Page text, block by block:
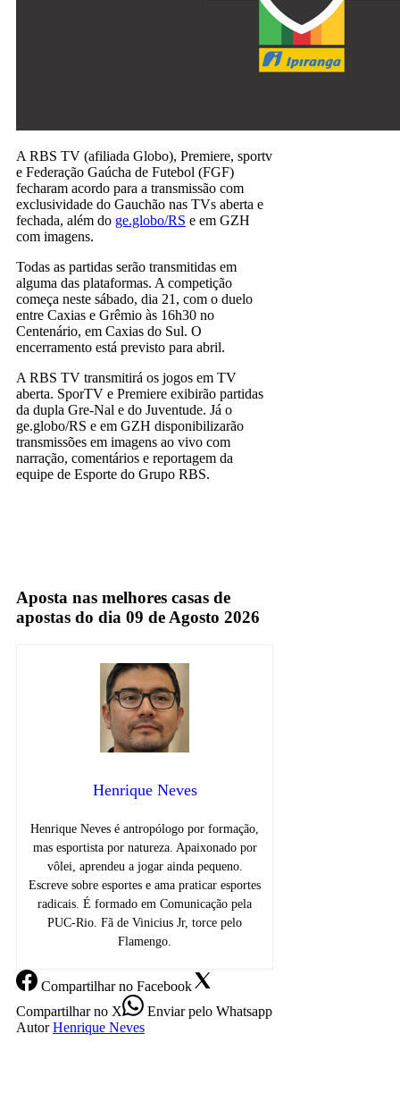
A RBS TV (afiliada Globo), Premiere, sportv
e Federação Gaúcha de Futebol (FGF)
fecharam acordo para a transmissão com
exclusividade do Gauchão nas TVs aberta e
fechada, além do ge.globo/RS e em GZH
com imagens.
Todas as partidas serão transmitidas em
alguma das plataformas. A competição
começa neste sábado, dia 21, com o duelo
entre Caxias e Grêmio às 16h30 no
Centenário, em Caxias do Sul. O
encerramento está previsto para abril.
A RBS TV transmitirá os jogos em TV
aberta. SporTV e Premiere exibirão partidas
da dupla Gre-Nal e do Juventude. Já o
ge.globo/RS e em GZH disponibilizarão
transmissões em imagens ao vivo com
narração, comentários e reportagem da
equipe de Esporte do Grupo RBS.
Aposta nas melhores casas de
apostas do dia 09 de Agosto 2026
Henrique Neves
Henrique Neves é antropólogo por formação,
mas esportista por natureza. Apaixonado por
vôlei, aprendeu a jogar ainda pequeno.
Escreve sobre esportes e ama praticar esportes
radicais. É formado em Comunicação pela
PUC-Rio. Fã de Vinicius Jr, torce pelo
Flamengo.
Compartilharno Facebook
Compartilharno X Enviarpelo Whatsapp
Autor Henrique Neves